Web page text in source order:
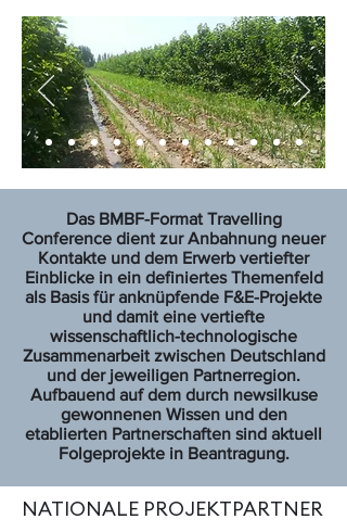
Das BMBF-Format Travelling
Conference dient zur Anbahnung neuer
Kontakte und dem Erwerb vertiefter
Einblicke in ein definiertes Themenfeld
als Basis für anknüpfende F&E-Projekte
und damit eine vertiefte
wissenschaftlich-technologische
Zusammenarbeit zwischen Deutschland
und der jeweiligen Partnerregion.
Aufbauend auf dem durch newsilkuse
gewonnenen Wissen und den
etablierten Partnerschaften sind aktuell
Folgeprojekte in Beantragung.
NATIONALE PROJEKTPARTNER